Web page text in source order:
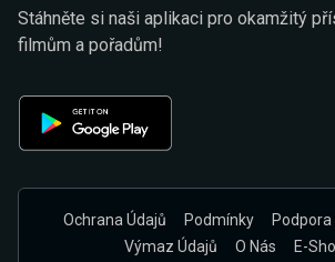
Stáhněte si naši aplikaci pro okamžitý
filmům a pořadům!
Ochrana Údajů Podmínky Podpora
Výmaz Údajů
O Nás E-